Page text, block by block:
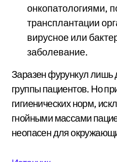
онкопатологиями,
трансплантации
вирусное или
заболевание.
Заразен фурункул лишь
группы пациентов. Но
гигиенических норм,
гнойными массами
неопасен для